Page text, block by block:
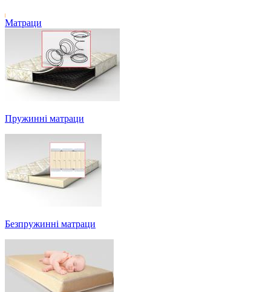
Матраци
Пружинні матраци
Безпружинні матраци